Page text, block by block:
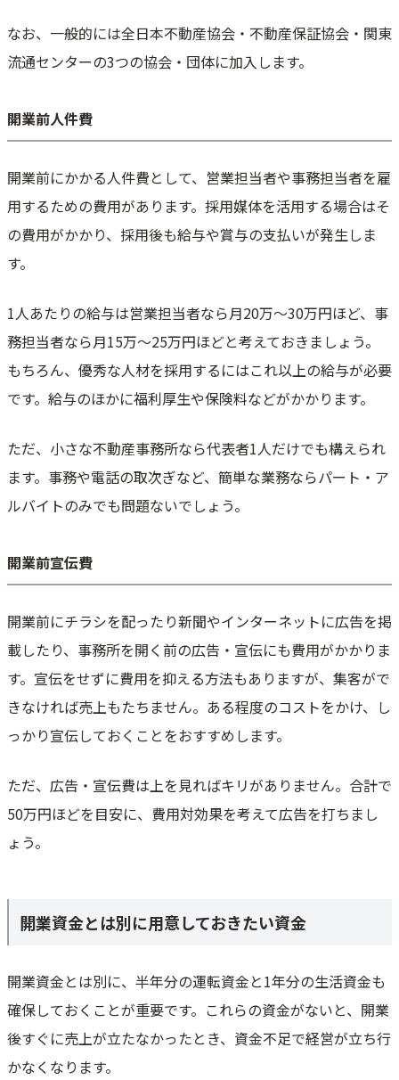
なお、一般的には全日本不動産協会・不動産保証協会・関東
流通センターの3つの協会・団体に加入します。
開業前人件費
開業前にかかる人件費として、営業担当者や事務担当者を雇
用するための費用があります。採用媒体を活用する場合はそ
の費用がかかり、採用後も給与や賞与の支払いが発生しま
す。
1人あたりの給与は営業担当者なら月20万～30万円ほど、事
務担当者なら月15万～25万円ほどと考えておきましょう。
もちろん、優秀な人材を採用するにはこれ以上の給与が必要
です。給与のほかに福利厚生や保険料などがかかります。
ただ、小さな不動産事務所なら代表者1人だけでも構えられ
ます。事務や電話の取次ぎなど、簡単な業務ならパート・ア
ルバイトのみでも問題ないでしょう。
開業前宣伝費
開業前にチラシを配ったり新聞やインターネットに広告を掲
載したり、事務所を開く前の広告・宣伝にも費用がかかりま
す。宣伝をせずに費用を抑える方法もありますが、集客がで
きなければ売上もたちません。ある程度のコストをかけ、し
っかり宣伝しておくことをおすすめします。
ただ、広告・宣伝費は上を見ればキリがありません。合計で
50万円ほどを目安に、費用対効果を考えて広告を打ちまし
ょう。
開業資金とは別に用意しておきたい資金
開業資金とは別に、半年分の運転資金と1年分の生活資金も
確保しておくことが重要です。これらの資金がないと、開業
後すぐに売上が立たなかったとき、資金不足で経営が立ち行
かなくなります。